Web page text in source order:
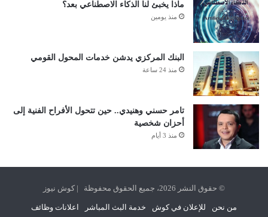
ماذا يخبئ لنا الذكاء الاصطناعي بعد؟
منذ يومين
البنك المركزي يدشن خدمات المحول القومي
منذ 24 ساعة
تامر حسني وهنيدي.. حين تتحول الأفراح الفنية إلى
أحزان شخصية
منذ 3 أيام
© حقوق النشر 2026، جميع الحقوق محفوظة | كوش نيوز
من نحن للإعلان في كوش خدمة البث المباشر اعلانات وظائف